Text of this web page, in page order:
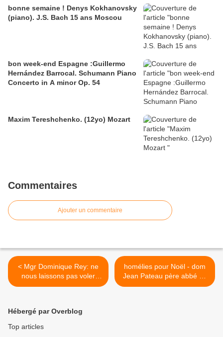
bonne semaine ! Denys Kokhanovsky
(piano). J.S. Bach 15 ans Moscou
bon week-end Espagne :Guillermo
Hernández Barrocal. Schumann Piano
Concerto in A minor Op. 54
Maxim Tereshchenko. (12yo) Mozart
Commentaires
Ajouter un commentaire
< Mgr Dominique Rey: ne
nous laissons pas voler
Noël
homélies pour Noël - dom
Jean Pateau père abbé de
Fontgombault - Saint Noël >
Hébergé par Overblog
Top articles